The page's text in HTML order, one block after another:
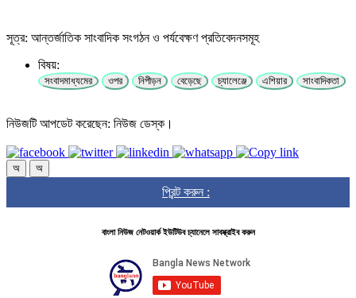
সূত্র: আন্তর্জাতিক সাংবাদিক সংগঠন ও পর্যবেক্ষণ প্রতিবেদনসমূহ
বিষয়:
সংবাদমাধ্যমের ওপর নিপীড়ন বেড়েছে চ্যালেঞ্জে এশিয়ার সাংবাদিকতা
নিউজটি আপডেট করেছেন: নিউজ ডেস্ক।
অ অ
প্রিন্ট করুন :
বাংলা নিউজ নেটওয়ার্ক ইউটিউব চ্যানেলে সাবস্ক্রাইব করুন